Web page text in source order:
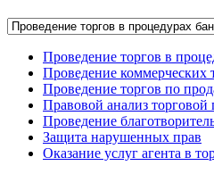
Проведение торгов в
Проведение коммерческих
Проведение торгов по
Правовой анализ торговой
Проведение
Защита нарушенных прав
Оказание услуг агента в